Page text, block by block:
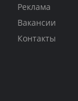
Реклама
Вакансии
Контакты